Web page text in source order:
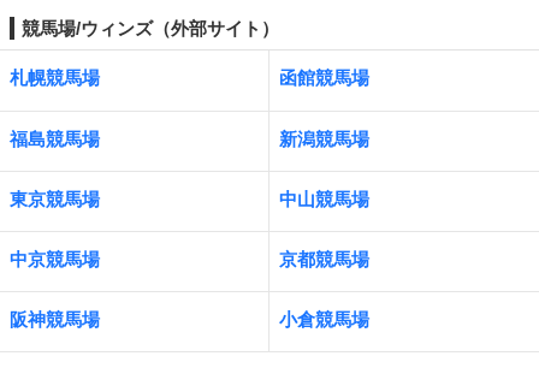
競馬場/ウィンズ（外部サイト）
札幌競馬場 函館競馬場
福島競馬場 新潟競馬場
東京競馬場 中山競馬場
中京競馬場 京都競馬場
阪神競馬場 小倉競馬場